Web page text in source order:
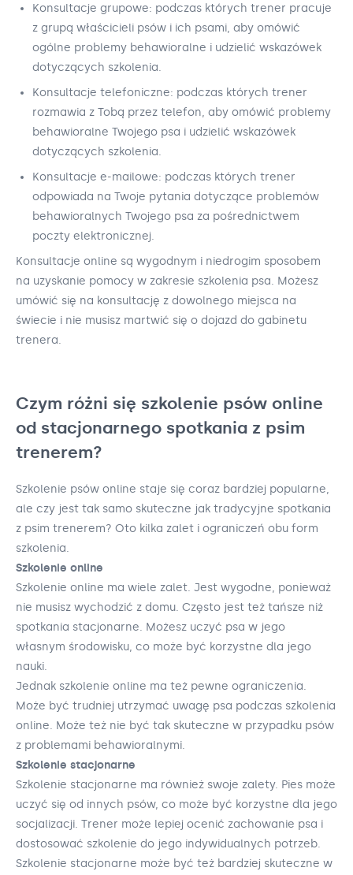
Konsultacje grupowe: podczas których trener pracuje
z grupą właścicieli psów i ich psami, aby omówić
ogólne problemy behawioralne i udzielić wskazówek
dotyczących szkolenia.
Konsultacje telefoniczne: podczas których trener
rozmawia z Tobą przez telefon, aby omówić problemy
behawioralne Twojego psa i udzielić wskazówek
dotyczących szkolenia.
Konsultacje e-mailowe: podczas których trener
odpowiada na Twoje pytania dotyczące problemów
behawioralnych Twojego psa za pośrednictwem
poczty elektronicznej.
Konsultacje online są wygodnym i niedrogim sposobem
na uzyskanie pomocy w zakresie szkolenia psa. Możesz
umówić się na konsultację z dowolnego miejsca na
świecie i nie musisz martwić się o dojazd do gabinetu
trenera.
Czym różni się szkolenie psów online
od stacjonarnego spotkania z psim
trenerem?
Szkolenie psów online staje się coraz bardziej popularne,
ale czy jest tak samo skuteczne jak tradycyjne spotkania
z psim trenerem? Oto kilka zalet i ograniczeń obu form
szkolenia.
Szkolenie online
Szkolenie online ma wiele zalet. Jest wygodne, ponieważ
nie musisz wychodzić z domu. Często jest też tańsze niż
spotkania stacjonarne. Możesz uczyć psa w jego
własnym środowisku, co może być korzystne dla jego
nauki.
Jednak szkolenie online ma też pewne ograniczenia.
Może być trudniej utrzymać uwagę psa podczas szkolenia
online. Może też nie być tak skuteczne w przypadku psów
z problemami behawioralnymi.
Szkolenie stacjonarne
Szkolenie stacjonarne ma również swoje zalety. Pies może
uczyć się od innych psów, co może być korzystne dla jego
socjalizacji. Trener może lepiej ocenić zachowanie psa i
dostosować szkolenie do jego indywidualnych potrzeb.
Szkolenie stacjonarne może być też bardziej skuteczne w